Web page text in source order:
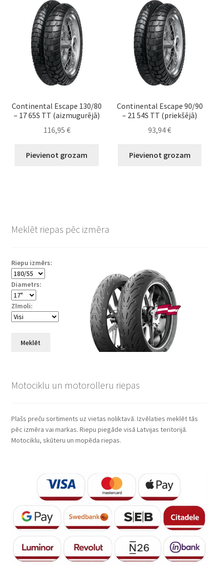
Continental Escape 130/80
– 17 65S TT (aizmugurējā)
116,95 €
Pievienot grozam
Continental Escape 90/90
– 21 54S TT (priekšējā)
93,94€
Pievienot grozam
Meklēt riepas pēc izmēra
Riepu izmērs:
Diametrs:
Zīmoli:
Meklēt
Motociklu un motorolleru riepas
Plašs preču sortiments uz vietas noliktavā. Izvēlaties meklēt tās
pēc izmēra vai markas. Riepu piegāde visā Latvijas teritorijā.
Motociklu, skūteru un mopēda riepas.